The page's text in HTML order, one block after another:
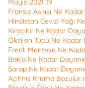
Mayıs 2021 19
Fransız Askısı Ne
Hindistan Cevizi Yağı
Kiracılar Ne Kadar
Oksijen Tüpü Ne Kadar
Frenli Menteşe Ne
Bakla Ne Kadar
Şarap Ne Kadar
Açılmış Krema